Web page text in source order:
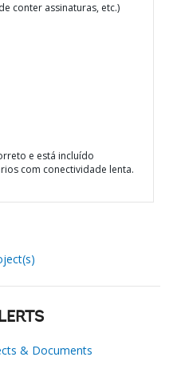
conter assinaturas, etc.)
e está incluído
com conectividade lenta.
& Documents